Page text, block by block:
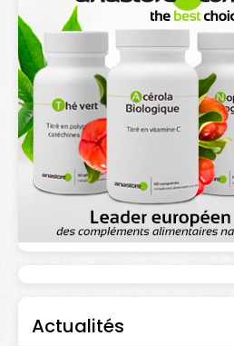
Actualités